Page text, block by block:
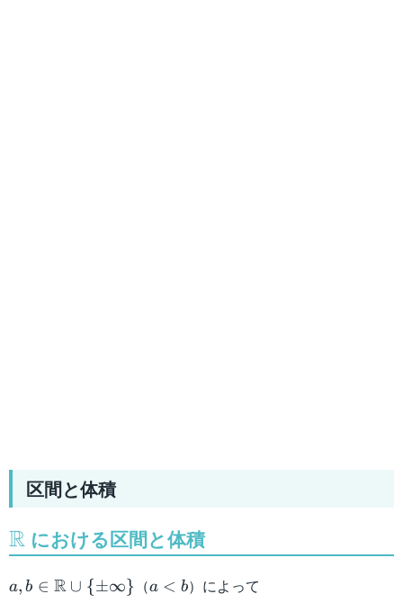
区間と体積
\mathbb{R}
R における区間と体積
a,b \in
a, b ∈ R ∪ {±∞} （a
a < b）によって